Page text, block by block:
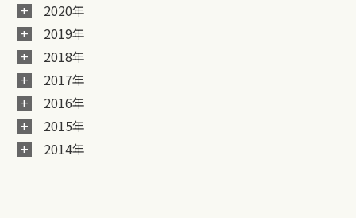
2020年
2019年
2018年
2017年
2016年
2015年
2014年